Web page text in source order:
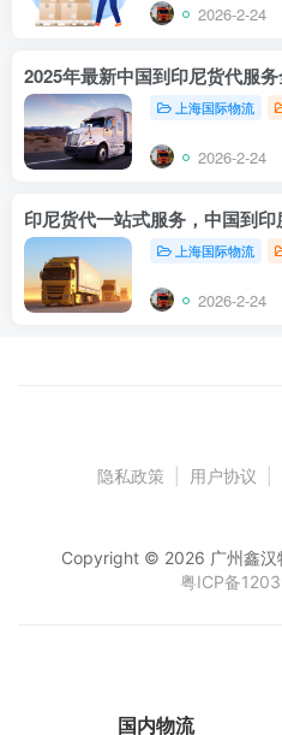
2026-2-24
2025年最新中国到印尼货代服
上海国际物流
2026-2-24
印尼货代一站式服务，中国到
上海国际物流
2026-2-24
隐私政策 用户协议
Copyright © 2026 广州鑫汉
粤ICP备
国内物流